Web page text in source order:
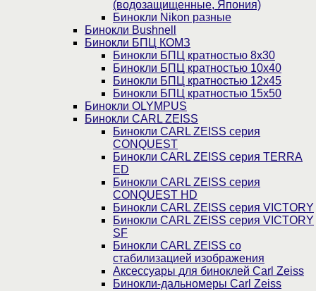
(водозащищенные, Япония)
Бинокли Nikon разные
Бинокли Bushnell
Бинокли БПЦ КОМЗ
Бинокли БПЦ кратностью 8х30
Бинокли БПЦ кратностью 10х40
Бинокли БПЦ кратностью 12х45
Бинокли БПЦ кратностью 15х50
Бинокли OLYMPUS
Бинокли CARL ZEISS
Бинокли CARL ZEISS серия
CONQUEST
Бинокли CARL ZEISS серия TERRA
ED
Бинокли CARL ZEISS серия
CONQUEST HD
Бинокли CARL ZEISS серия VICTORY
Бинокли CARL ZEISS серия VICTORY
SF
Бинокли CARL ZEISS со
стабилизацией изображения
Аксессуары для биноклей Carl Zeiss
Бинокли-дальномеры Carl Zeiss